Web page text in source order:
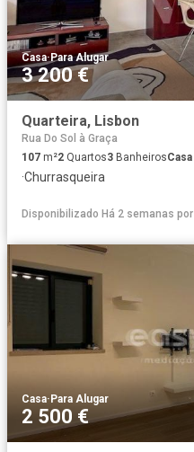
Casa·Para Alugar
3 200 €
Quarteira, Lisbon
Rua Do Sol à Graça
107 m²2 Quartos3 BanheirosCasa
·Churrasqueira
Disponibilizado Há 2 semanas por
Casa·Para Alugar
2 500 €